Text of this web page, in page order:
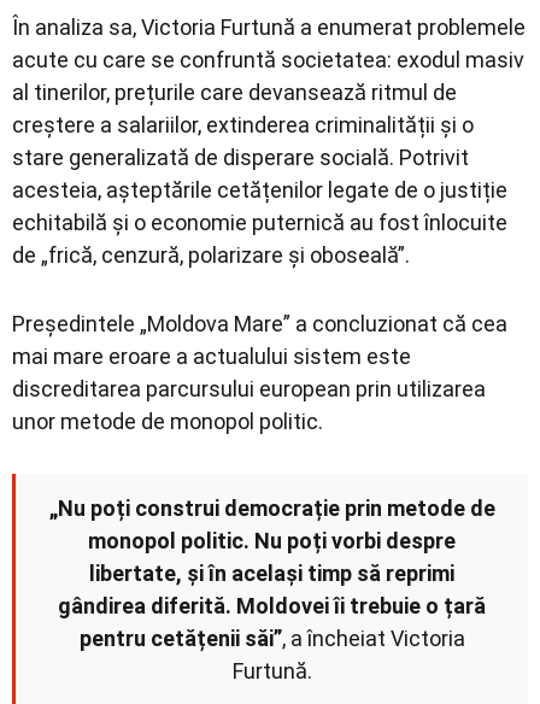
În analiza sa, Victoria Furtună a enumerat problemele
acute cu care se confruntă societatea: exodul masiv
al tinerilor, prețurile care devansează ritmul de
creștere a salariilor, extinderea criminalității și o
stare generalizată de disperare socială. Potrivit
acesteia, așteptările cetățenilor legate de o justiție
echitabilă și o economie puternică au fost înlocuite
de „frică, cenzură, polarizare și oboseală”.
Președintele „Moldova Mare” a concluzionat că cea
mai mare eroare a actualului sistem este
discreditarea parcursului european prin utilizarea
unor metode de monopol politic.
„Nu poți construi democrație prin metode de
monopol politic. Nu poți vorbi despre
libertate, și în același timp să reprimi
gândirea diferită. Moldovei îi trebuie o țară
pentru cetățenii săi”, a încheiat Victoria
Furtună.